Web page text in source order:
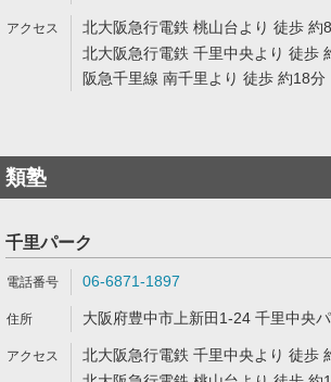
北大阪急行電鉄 桃山台より 徒歩 約
北大阪急行電鉄 千里中央より 徒歩
阪急千里線 南千里より 徒歩 約18分
類塾
千里パーク
06-6871-1897
大阪府豊中市上新田1-24 千里中央
北大阪急行電鉄 千里中央より 徒歩